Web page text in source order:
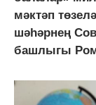
мәктәп
шәһәрнең
башлыгы